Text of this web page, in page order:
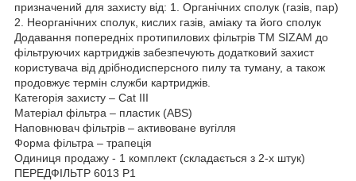
призначений для захисту від: 1. Органічних сполук (газів, пар)
2. Неорганічних сполук, кислих газів, аміаку та його сполук
Додавання попередніх протипилових фільтрів ТМ SIZAM до
фільтруючих картриджів забезпечують додатковий захист
користувача від дрібнодисперсного пилу та туману, а також
продовжує термін служби картриджів.
Категорія захисту – Cat III
Матеріал фільтра – пластик (ABS)
Наповнювач фільтрів – активоване вугілля
Форма фільтра – трапеція
Одиниця продажу - 1 комплект (складається з 2-х штук)
ПЕРЕДФІЛЬТР 6013 Р1